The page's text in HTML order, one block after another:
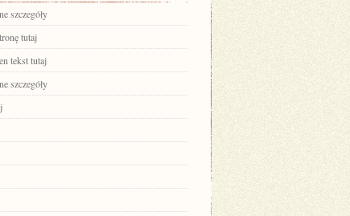
szczegóły
tutaj
tekst tutaj
szczegóły